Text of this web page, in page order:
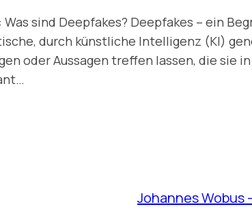
sind Deepfakes? Deepfakes – ein
durch künstliche Intelligenz (KI)
oder Aussagen treffen lassen, die
Johannes Wobus